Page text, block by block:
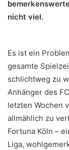
nicht viel.
Es ist ein
gesamte
schlichtweg zu
Anhänger des
letzten Wochen
allmählich zu
Fortuna Köln –
Liga,